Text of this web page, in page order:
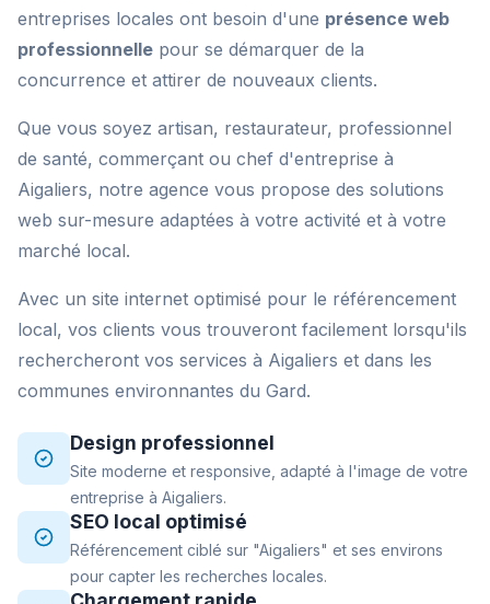
entreprises locales ont besoin d'une présence web
professionnelle pour se démarquer de la
concurrence et attirer de nouveaux clients.
Que vous soyez artisan, restaurateur, professionnel
de santé, commerçant ou chef d'entreprise à
Aigaliers, notre agence vous propose des solutions
web sur-mesure adaptées à votre activité et à votre
marché local.
Avec un site internet optimisé pour le référencement
local, vos clients vous trouveront facilement lorsqu'ils
rechercheront vos services à Aigaliers et dans les
communes environnantes du Gard.
Design professionnel
Site moderne et responsive, adapté à l'image de votre
entreprise à Aigaliers.
SEO local optimisé
Référencement ciblé sur "Aigaliers" et ses environs
pour capter les recherches locales.